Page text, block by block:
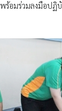
อมร่วมลงมือปฏิบั